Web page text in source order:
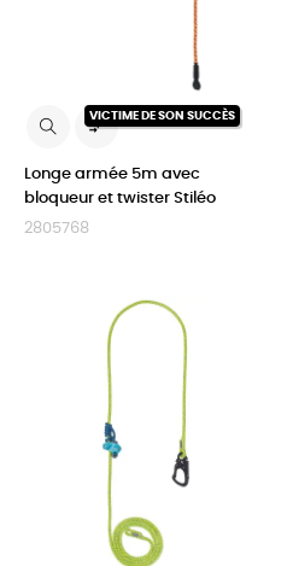
VICTIME DE SON SUCCÈS

Longe armée 5m avec
bloqueur et twister Stiléo
2805768